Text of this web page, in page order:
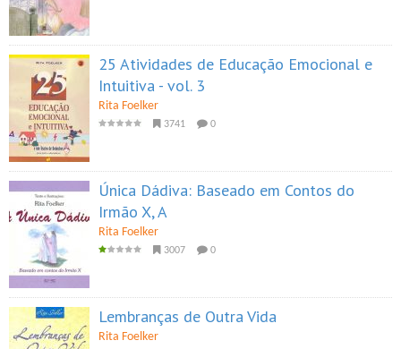
25 Atividades de Educação Emocional e
Intuitiva - vol. 3
Rita Foelker
3741 0
Única Dádiva: Baseado em Contos do
Irmão X, A
Rita Foelker
3007 0
Lembranças de Outra Vida
Rita Foelker